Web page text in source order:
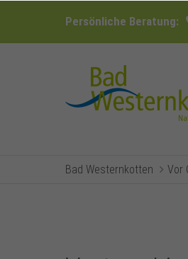
Persönliche Beratung:
Bad Westernkotten Vor